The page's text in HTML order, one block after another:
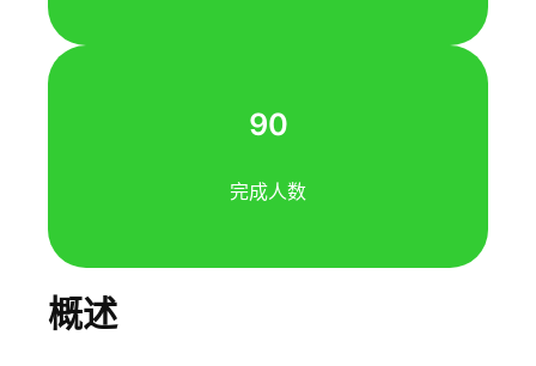
90
完成人数
概述